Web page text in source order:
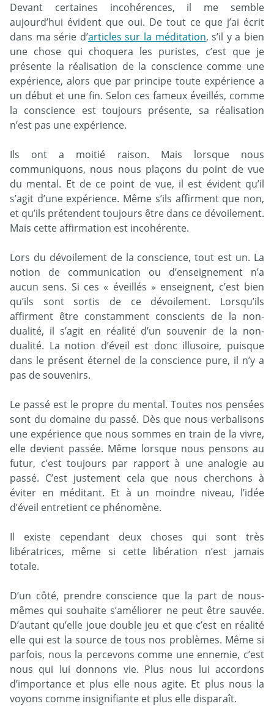
Devant certaines incohérences, il me semble
aujourd’hui évident que oui. De tout ce que j’ai écrit
dans ma série d’articles sur la méditation, s’il y a bien
une chose qui choquera les puristes, c’est que je
présente la réalisation de la conscience comme une
expérience, alors que par principe toute expérience a
un début et une fin. Selon ces fameux éveillés, comme
la conscience est toujours présente, sa réalisation
n’est pas une expérience.
Ils ont a moitié raison. Mais lorsque nous
communiquons, nous nous plaçons du point de vue
du mental. Et de ce point de vue, il est évident qu’il
s’agit d’une expérience. Même s’ils affirment que non,
et qu’ils prétendent toujours être dans ce dévoilement.
Mais cette affirmation est incohérente.
Lors du dévoilement de la conscience, tout est un. La
notion de communication ou d’enseignement n’a
aucun sens. Si ces « éveillés » enseignent, c’est bien
qu’ils sont sortis de ce dévoilement. Lorsqu’ils
affirment être constamment conscients de la non-
dualité, il s’agit en réalité d’un souvenir de la non-
dualité. La notion d’éveil est donc illusoire, puisque
dans le présent éternel de la conscience pure, il n’y a
pas de souvenirs.
Le passé est le propre du mental. Toutes nos pensées
sont du domaine du passé. Dès que nous verbalisons
une expérience que nous sommes en train de la vivre,
elle devient passée. Même lorsque nous pensons au
futur, c’est toujours par rapport à une analogie au
passé. C’est justement cela que nous cherchons à
éviter en méditant. Et à un moindre niveau, l’idée
d’éveil entretient ce phénomène.
Il existe cependant deux choses qui sont très
libératrices, même si cette libération n’est jamais
totale.
D’un côté, prendre conscience que la part de nous-
mêmes qui souhaite s’améliorer ne peut être sauvée.
D’autant qu’elle joue double jeu et que c’est en réalité
elle qui est la source de tous nos problèmes. Même si
parfois, nous la percevons comme une ennemie, c’est
nous qui lui donnons vie. Plus nous lui accordons
d’importance et plus elle nous agite. Et plus nous la
voyons comme insignifiante et plus elle disparaît.